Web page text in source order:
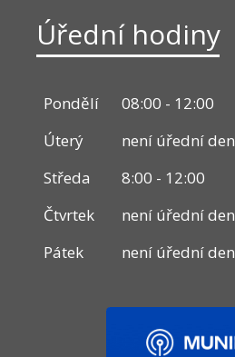
Úřední hodiny
Pondělí 08:00 - 12:00
Úterý
není úřední den
Středa
8:00 - 12:00
Čtvrtek
není úřední den
Pátek
není úřední den